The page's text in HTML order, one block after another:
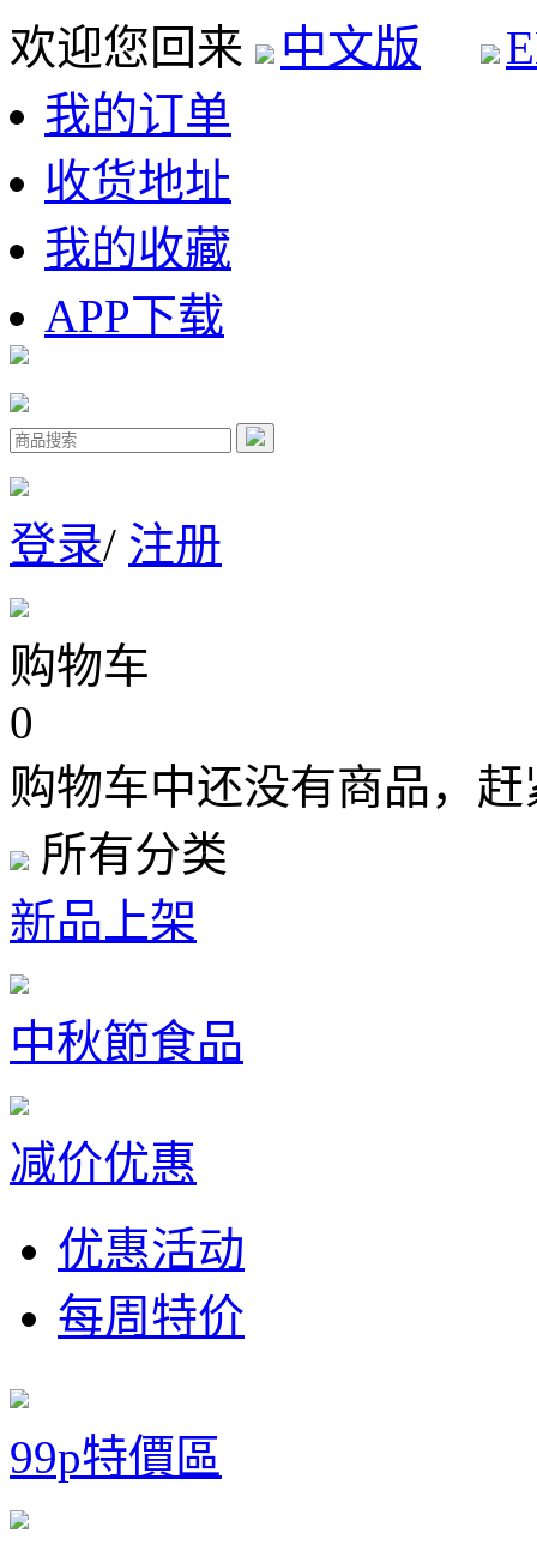
欢迎您回来 中文版
我的订单
收货地址
我的收藏
APP下载
登录/ 注册
购物车
0
购物车中还没有商品，
所有分类
新品上架
中秋節食品
减价优惠
优惠活动
每周特价
99p特價區